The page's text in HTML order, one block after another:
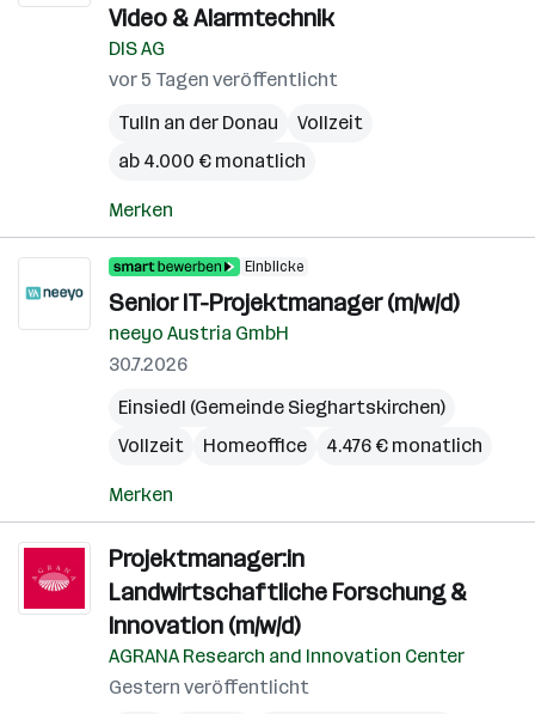
Video & Alarmtechnik
DIS AG
vor 5 Tagen veröffentlicht
Tulln an der Donau
Vollzeit
ab 4.000 € monatlich
Merken
Einblicke
Senior IT-Projektmanager (m/w/d)
neeyo Austria GmbH
30.7.2026
Einsiedl (Gemeinde Sieghartskirchen)
Vollzeit
Homeoffice 4.476 € monatlich
Merken
Projektmanager:in
Landwirtschaftliche Forschung &
Innovation (m/w/d)
AGRANA Research and Innovation Center
Gestern veröffentlicht